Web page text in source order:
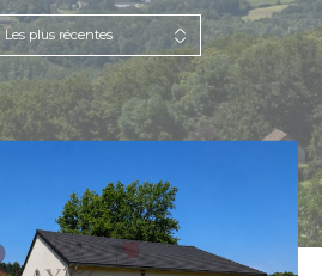
Les plus récentes